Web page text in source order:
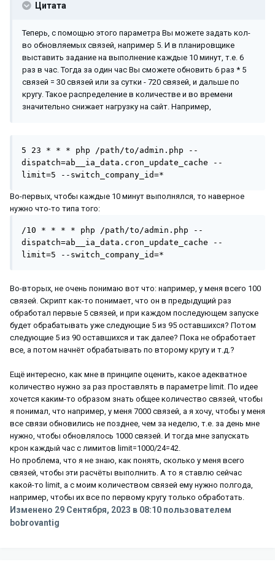
Цитата
Теперь, с помощью этого параметра Вы можете задать кол-
во обновляемых связей, например 5. И в планировщике
выставить задание на выполнение каждые 10 минут, т.е. 6
раз в час. Тогда за один час Вы сможете обновить 6 раз * 5
связей = 30 связей или за сутки - 720 связей, и дальше по
кругу. Такое распределение в количестве и во времени
значительно снижает нагрузку на сайт. Например,
5 23 * * * php /path/to/admin.php --
dispatch=ab__ia_data.cron_update_cache --
limit=5 --switch_company_id=*
Во-первых, чтобы каждые 10 минут выполнялся, то наверное
нужно что-то типа того:
/10 * * * * php /path/to/admin.php --
dispatch=ab__ia_data.cron_update_cache --
limit=5 --switch_company_id=*
Во-вторых, не очень понимаю вот что: например, у меня всего 100
связей. Скрипт как-то понимает, что он в предыдущий раз
обработал первые 5 связей, и при каждом последующем запуске
будет обрабатывать уже следующие 5 из 95 оставшихся? Потом
следующие 5 из 90 оставшихся и так далее? Пока не обработает
все, а потом начнёт обрабатывать по второму кругу и т.д.?
Ещё интересно, как мне в принципе оценить, какое адекватное
количество нужно за раз проставлять в параметре limit. По идее
хочется каким-то образом знать общее количество связей, чтобы
я понимал, что например, у меня 7000 связей, а я хочу, чтобы у меня
все связи обновились не позднее, чем за неделю, т.е. за день мне
нужно, чтобы обновлялось 1000 связей. И тогда мне запускать
крон каждый час с лимитов limit=1000/24=42.
Но проблема, что я не знаю, как понять, сколько у меня всего
связей, чтобы эти расчёты выполнить. А то я ставлю сейчас
какой-то limit, а с моим количеством связей ему нужно полгода,
например, чтобы их все по первому кругу только обработать.
Изменено 29 Сентября, 2023 в 08:10 пользователем
bobrovantig